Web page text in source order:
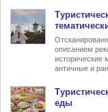
описанием
исторические
античные и
еды